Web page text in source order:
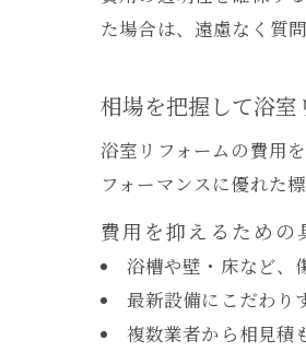
た場合は、遠慮なく質
相場を把握して浴
浴室リフォームの費用
フォーマンスに優れた
費用を抑えるための
浴槽や壁・床など、
最新設備にこだわり
複数業者から相見積